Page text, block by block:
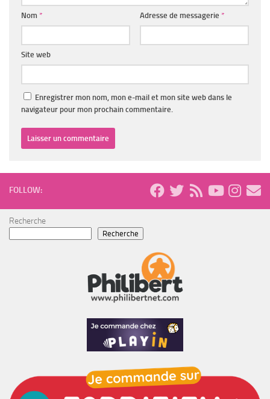
Nom * Adresse de messagerie *
Site web
Enregistrer mon nom, mon e-mail et mon site web dans le
navigateur pour mon prochain commentaire.
FOLLOW:
Recherche
Recherche